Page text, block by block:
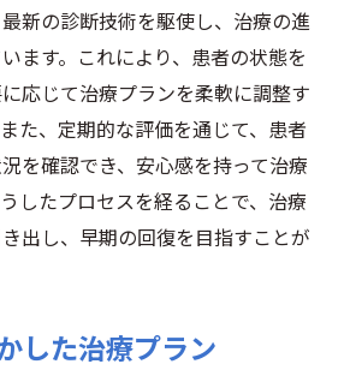
新の診断技術を駆使し、治療の進
ます。これにより、患者の状態を
応じて治療プランを柔軟に調整す
た、定期的な評価を通じて、患者
を確認でき、安心感を持って治療
したプロセスを経ることで、治療
出し、早期の回復を目指すことが
した治療プラン